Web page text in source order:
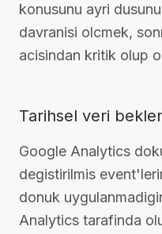
konusunu ayri
davranisi olcmek,
acisindan kritik olup
Tarihsel veri
Google Analytics
degistirilmis
donuk
Analytics tarafinda